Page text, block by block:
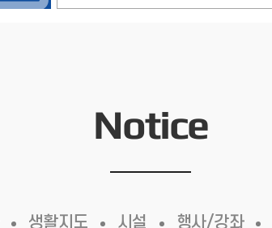
Notice
생활지도 시설 행사/강좌